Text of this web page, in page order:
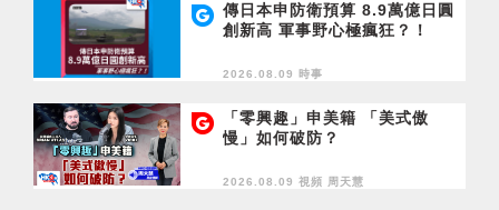
傳日本申防衛預算 8.9萬億日圓
創新高 軍事野心極瘋狂？！
2026.08.09 時事
「零興趣」申美籍 「美式傲
慢」如何破防？
2026.08.09 視頻 周天慧